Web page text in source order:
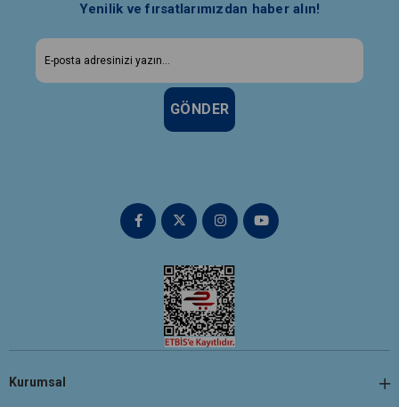
Yenilik ve fırsatlarımızdan haber alın!
GÖNDER
Kurumsal